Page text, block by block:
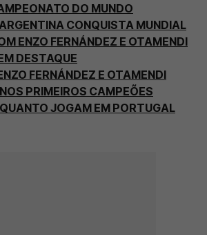
DO MUNDO
CONQUISTA MUNDIAL
ENZO FERNÁNDEZ E OTAMENDI
DESTAQUE
FERNÁNDEZ E OTAMENDI
PRIMEIROS CAMPEÕES
JOGAM EM PORTUGAL